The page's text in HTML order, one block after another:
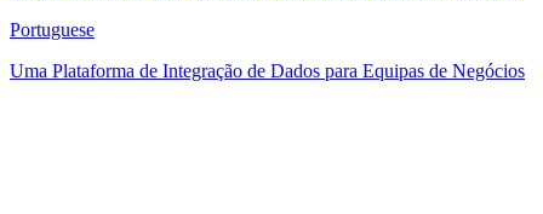
Portuguese
Uma Plataforma de Integração de Dados para Equipas de Negócios